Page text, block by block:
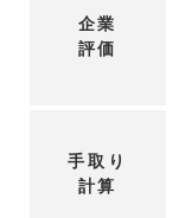
企業
評価
手取り
計算